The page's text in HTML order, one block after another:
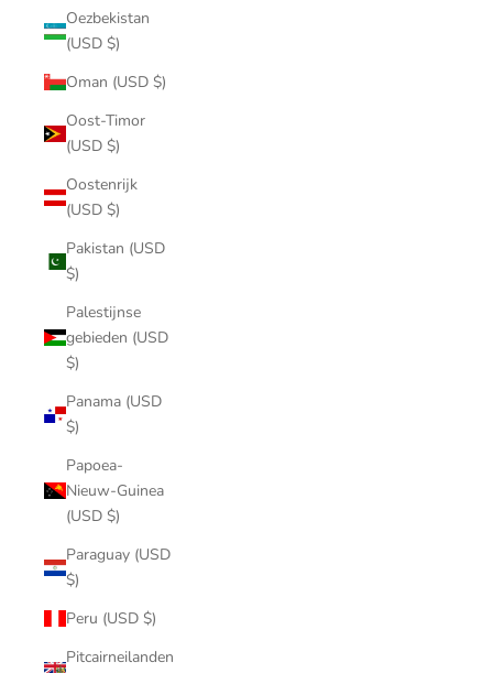
Oezbekistan
(USD $)
Oman (USD $)
Oost-Timor
(USD $)
Oostenrijk
(USD $)
Pakistan (USD
$)
Palestijnse
gebieden (USD
$)
Panama (USD
$)
Papoea-
Nieuw-Guinea
(USD $)
Paraguay (USD
$)
Peru (USD $)
Pitcairneilanden